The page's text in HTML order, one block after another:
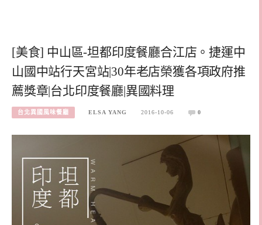
[美食] 中山區-坦都印度餐廳合江店。捷運中
山國中站行天宮站|30年老店榮獲各項政府推
薦獎章|台北印度餐廳|異國料理
台北異國風味餐廳 ELSA YANG 2016-10-06 0